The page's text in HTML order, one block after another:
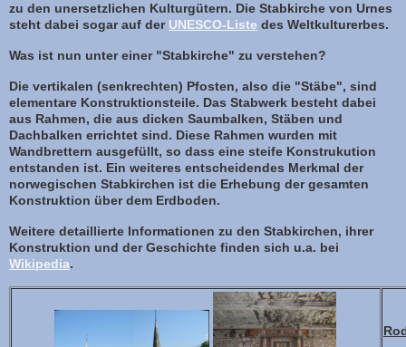
zu den unersetzlichen Kulturgütern. Die Stabkirche von Urnes
steht dabei sogar auf der UNESCO-Liste des Weltkulturerbes.
Was ist nun unter einer "Stabkirche" zu verstehen?
Die vertikalen (senkrechten) Pfosten, also die "Stäbe", sind
elementare Konstruktionsteile. Das Stabwerk besteht dabei
aus Rahmen, die aus dicken Saumbalken, Stäben und
Dachbalken errichtet sind. Diese Rahmen wurden mit
Wandbrettern ausgefüllt, so dass eine steife Konstrukution
entstanden ist. Ein weiteres entscheidendes Merkmal der
norwegischen Stabkirchen ist die Erhebung der gesamten
Konstruktion über dem Erdboden.
Weitere detaillierte Informationen zu den Stabkirchen, ihrer
Konstruktion und der Geschichte finden sich u.a. bei
Wikipedia.